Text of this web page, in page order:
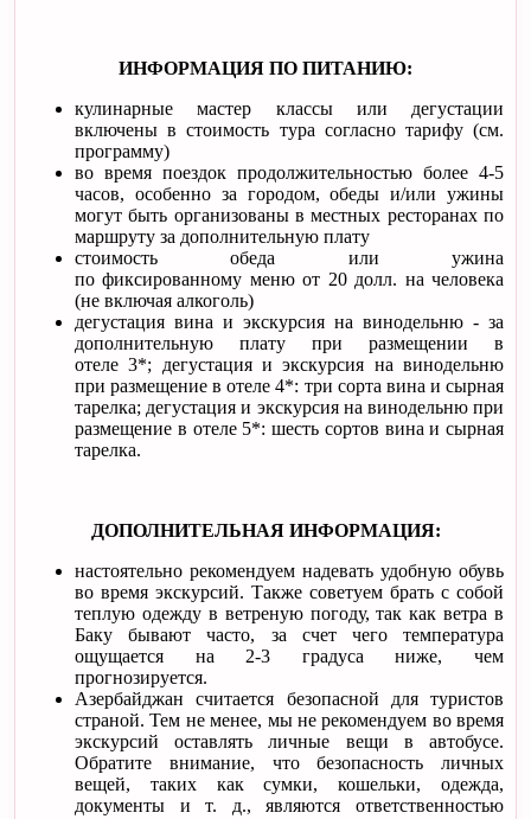
ИНФОРМАЦИЯ ПО ПИТАНИЮ:
кулинарные мастер классы или дегустации
включены в стоимость тура согласно тарифу (см.
программу)
во время поездок продолжительностью более 4-5
часов, особенно за городом, обеды и/или ужины
могут быть организованы в местных ресторанах по
маршруту за дополнительную плату
стоимость обеда или ужина
по фиксированному меню от 20 долл. на человека
(не включая алкоголь)
дегустация вина и экскурсия на винодельню - за
дополнительную плату при размещении в
отеле 3*; дегустация и экскурсия на винодельню
при размещение в отеле 4*: три сорта вина и сырная
тарелка; дегустация и экскурсия на винодельню при
размещение в отеле 5*: шесть сортов вина и сырная
тарелка.
ДОПОЛНИТЕЛЬНАЯ ИНФОРМАЦИЯ:
настоятельно рекомендуем надевать удобную обувь
во время экскурсий. Также советуем брать с собой
теплую одежду в ветреную погоду, так как ветра в
Баку бывают часто, за счет чего температура
ощущается на 2-3 градуса ниже, чем
прогнозируется.
Азербайджан считается безопасной для туристов
страной. Тем не менее, мы не рекомендуем во время
экскурсий оставлять личные вещи в автобусе.
Обратите внимание, что безопасность личных
вещей, таких как сумки, кошельки, одежда,
документы и т. д., являются ответственностью